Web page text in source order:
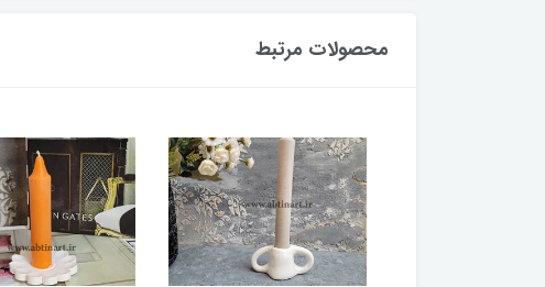
محصولات مرتبط